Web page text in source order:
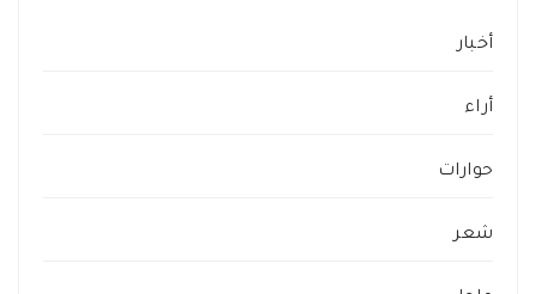
أخبار
أراء
حوارات
شعر